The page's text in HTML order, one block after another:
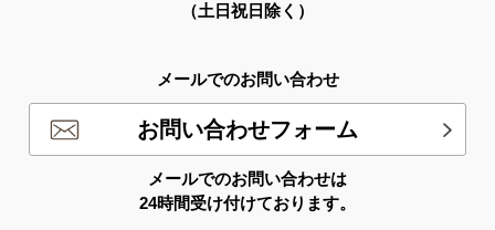
（土日祝日除く）
メールでのお問い合わせ
お問い合わせフォーム
メールでのお問い合わせは
24時間受け付けております。